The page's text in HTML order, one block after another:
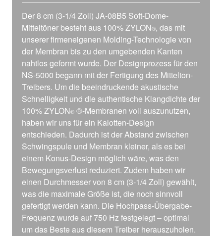
Der 8 cm (3-1/4 Zoll) JA-08B5 Soft-Dome-
Mitteltöner besteht aus 100% ZYLON®, das mit
unserer firmeneigenen Molding-Technologie von
der Membran bis zu den umgebenden Kanten
nahtlos geformt wurde. Der Designprozess für den
NS-5000 begann mit der Fertigung des Mittelton-
Treibers. Um die beeindruckende akustische
Schnelligkeit und die authentische Klangdichte der
100% ZYLON® ®-Membranen voll auszunutzen,
haben wir uns für ein Kalotten-Design
entschieden. Dadurch ist der Abstand zwischen
Schwingspule und Membran kleiner, als es bei
einem Konus-Design möglich wäre, was den
Bewegungsverlust reduziert. Zudem haben wir
einen Durchmesser von 8 cm (3-1/4 Zoll) gewählt,
was die maximale Größe ist, die noch sinnvoll
gefertigt werden kann. Die Hochpass-Übergabe-
Frequenz wurde auf 750 Hz festgelegt – optimal
um das Beste aus diesem Treiber herauszuholen.